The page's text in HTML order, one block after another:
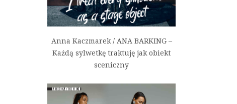
Anna Kaczmarek / ANA BARKING –
Każdą sylwetkę traktuję jak obiekt
sceniczny